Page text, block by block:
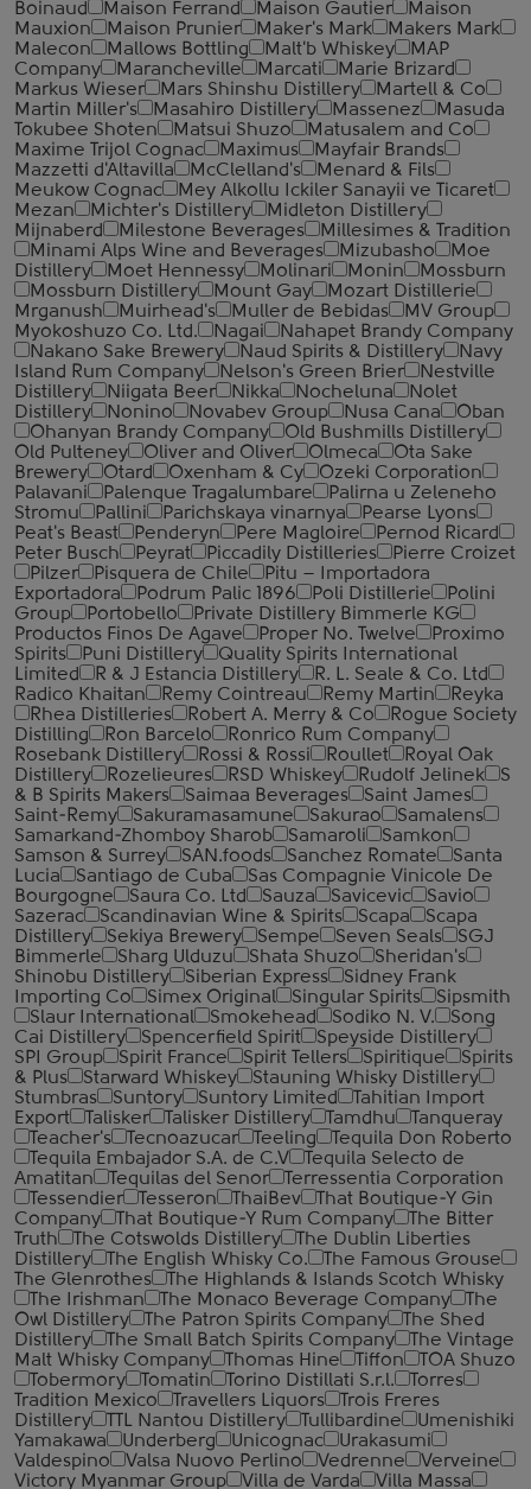
Boinaud
Maison Ferrand Maison Gautier
Maison
Mauxion
Maison Prunier Maker's Mark
Makers Mark
Malecon
Mallows Bottling Malt'b Whiskey
MAP
Company
Marancheville Marcati
Marie Brizard
Markus Wieser
Mars Shinshu Distillery
Martell & Co
Martin Miller's
Masahiro Distillery Massenez
Masuda
Tokubee Shoten
Matsui Shuzo
Matusalem and Co
Maxime Trijol Cognac
Maximus
Mayfair Brands
Mazzetti d'Altavilla
McClelland's
Menard & Fils
Meukow Cognac
Mey Alkollu Ickiler Sanayii ve Ticaret
Mezan
Michter's Distillery
Midleton Distillery
Mijnaberd
Milestone Beverages
Millesimes & Tradition
Minami Alps Wine and Beverages
Mizubasho
Moe
Distillery
Moet Hennessy Molinari Monin
Mossburn
Mossburn Distillery
Mount Gay
Mozart Distillerie
Mrganush
Muirhead's Muller de Bebidas
MV Group
Myokoshuzo Co. Ltd.
Nagai
Nahapet Brandy Company
Nakano Sake Brewery
Naud Spirits & Distillery
Navy
Island Rum Company
Nelson's Green Brier
Nestville
Distillery
Niigata Beer Nikka Nocheluna
Nolet
Distillery
Nonino Novabev Group Nusa Cana
Oban
Ohanyan Brandy Company
Old Bushmills Distillery
Old Pulteney
Oliver and Oliver Olmeca
Ota Sake
Brewery
Otard Oxenham & Cy
Ozeki Corporation
Palavani
Palenque Tragalumbare
Palirna u Zeleneho
Stromu
Pallini Parichskaya vinarnya
Pearse Lyons
Peat's Beast
Penderyn Pere Magloire
Pernod Ricard
Peter Busch
Peyrat Piccadily Distilleries
Pierre Croizet
Pilzer
Pisquera de Chile
Pitu – Importadora
Exportadora
Podrum Palic 1896 Poli Distillerie
Polini
Group
Portobello
Private Distillery Bimmerle KG
Productos Finos De Agave
Proper No. Twelve
Proximo
Spirits
Puni Distillery
Quality Spirits International
Limited
R & J Estancia Distillery
R. L. Seale & Co. Ltd
Radico Khaitan
Remy Cointreau Remy Martin
Reyka
Rhea Distilleries
Robert A. Merry & Co
Rogue Society
Distilling
Ron Barcelo
Ronrico Rum Company
Rosebank Distillery
Rossi & Rossi Roullet
Royal Oak
Distillery
Rozelieures RSD Whiskey Rudolf Jelinek
S
& B Spirits Makers
Saimaa Beverages
Saint James
Saint-Remy
Sakuramasamune Sakurao
Samalens
Samarkand-Zhomboy Sharob
Samaroli
Samkon
Samson & Surrey
SAN.foods Sanchez Romate
Santa
Lucia
Santiago de Cuba
Sas Compagnie Vinicole De
Bourgogne
Saura Co. Ltd Sauza Savicevic
Savio
Sazerac
Scandinavian Wine & Spirits Scapa
Scapa
Distillery
Sekiya Brewery Sempe Seven Seals
SGJ
Bimmerle
Sharg Ulduzu Shata Shuzo
Sheridan's
Shinobu Distillery
Siberian Express
Sidney Frank
Importing Co
Simex Original Singular Spirits
Sipsmith
Slaur International
Smokehead Sodiko N. V.
Song
Cai Distillery
Spencerfield Spirit
Speyside Distillery
SPI Group
Spirit France Spirit Tellers Spiritique
Spirits
& Plus
Starward Whiskey
Stauning Whisky Distillery
Stumbras
Suntory Suntory Limited
Tahitian Import
Export
Talisker Talisker Distillery Tamdhu
Tanqueray
Teacher's
Tecnoazucar Teeling
Tequila Don Roberto
Tequila Embajador S.A. de C.V
Tequila Selecto de
Amatitan
Tequilas del Senor
Terressentia Corporation
Tessendier
Tesseron ThaiBev
That Boutique-Y Gin
Company
That Boutique-Y Rum Company
The Bitter
Truth
The Cotswolds Distillery
The Dublin Liberties
Distillery
The English Whisky Co.
The Famous Grouse
The Glenrothes
The Highlands & Islands Scotch Whisky
The Irishman
The Monaco Beverage Company
The
Owl Distillery
The Patron Spirits Company
The Shed
Distillery
The Small Batch Spirits Company
The Vintage
Malt Whisky Company
Thomas Hine Tiffon
TOA Shuzo
Tobermory
Tomatin Torino Distillati S.r.l.
Torres
Tradition Mexico
Travellers Liquors
Trois Freres
Distillery
TTL Nantou Distillery Tullibardine
Umenishiki
Yamakawa
Underberg Unicognac
Urakasumi
Valdespino
Valsa Nuovo Perlino Vedrenne
Verveine
Victory Myanmar Group
Villa de Varda Villa Massa